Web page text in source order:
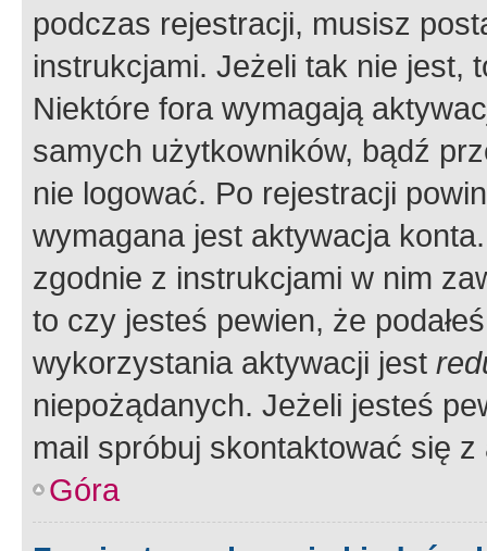
podczas rejestracji, musisz
instrukcjami. Jeżeli tak nie jest,
Niektóre fora wymagają
samych użytkowników, bądź
nie logować. Po rejestracji
wymagana jest aktywacja
zgodnie z instrukcjami w nim
to czy jesteś pewien, że
wykorzystania aktywacji jest
niepożądanych. Jeżeli jesteś
mail spróbuj skontaktować się
Góra